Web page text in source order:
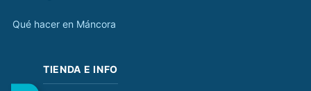
Qué hacer en Máncora
TIENDA E INFO